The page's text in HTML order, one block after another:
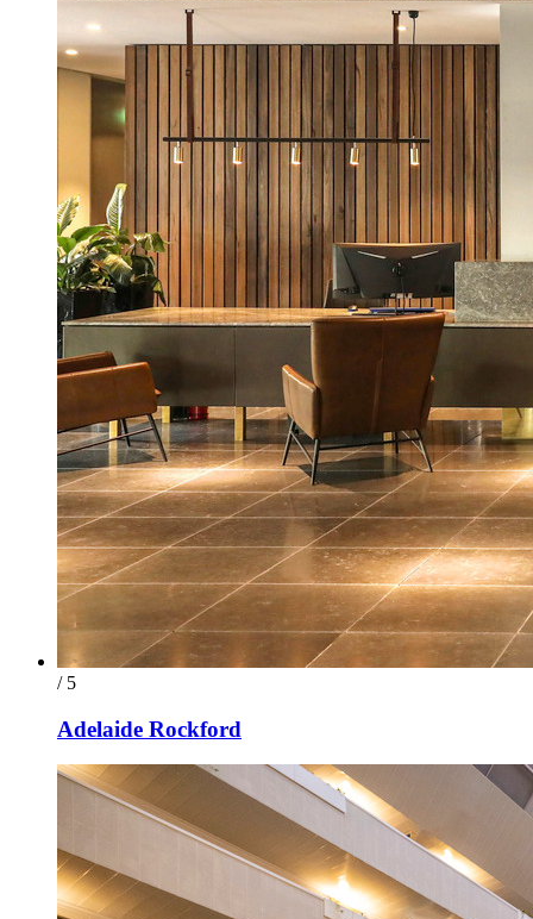
/ 5
Adelaide Rockford